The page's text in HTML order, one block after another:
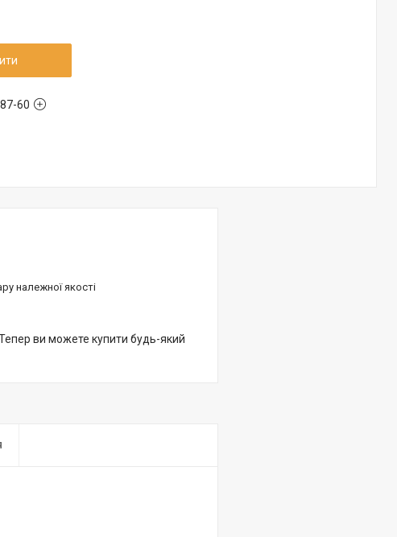
60
належної якості
Тепер ви можете купити будь-який